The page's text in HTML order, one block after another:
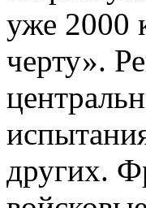
уже 2000
черту».
других.